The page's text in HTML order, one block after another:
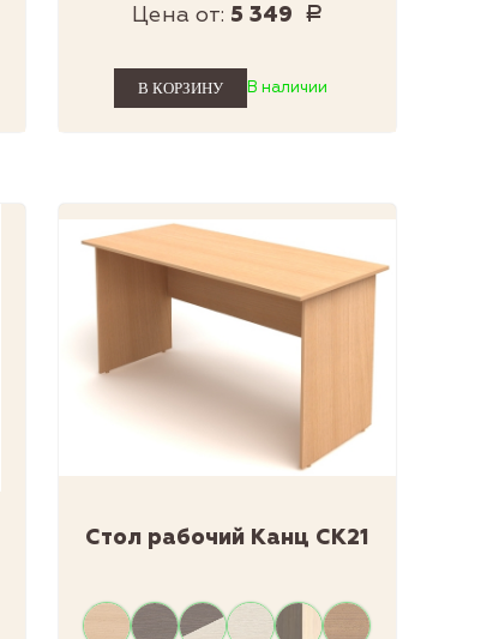
Цена от: 5 349 Р
В наличии
Стол рабочий Канц СК21